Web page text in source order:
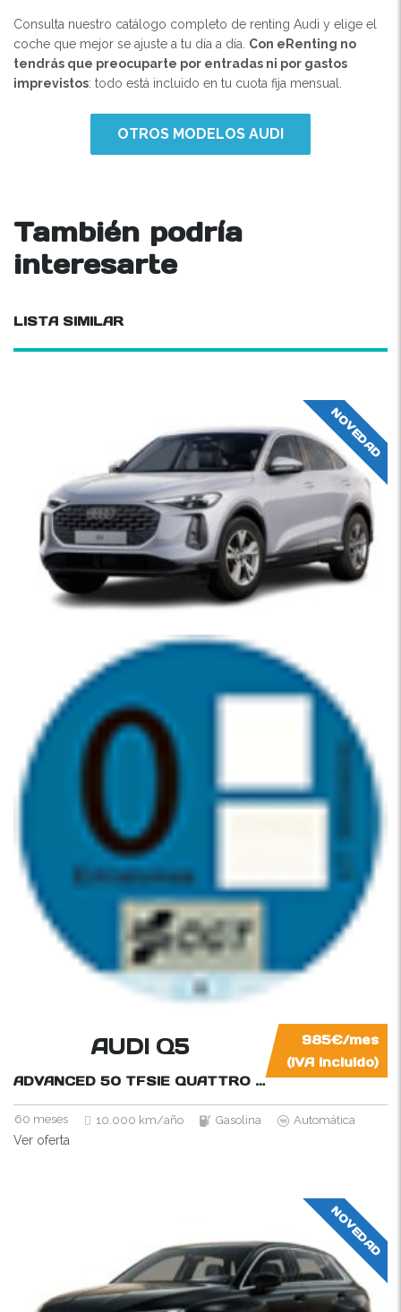
Consulta nuestro catálogo completo de renting Audi y elige el
coche que mejor se ajuste a tu día a día. Con eRenting no
tendrás que preocuparte por entradas ni por gastos
imprevistos: todo está incluido en tu cuota fija mensual.
OTROS MODELOS AUDI
También podría
interesarte
LISTA SIMILAR
NOVEDAD
985€/mes
(IVA incluido)
AUDI Q5
ADVANCED 50 TFSIE QUATTRO S-TRONIC 299CV
60 meses 10.000 km/año Gasolina Automática
Ver oferta
NOVEDAD